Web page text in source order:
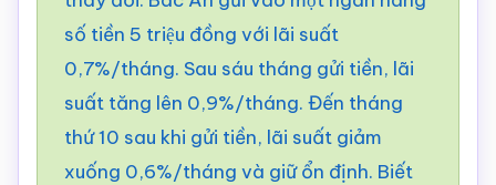
số tiền 5 triệu đồng với lãi suất
0,7%/tháng. Sau sáu tháng gửi tiền, lãi
suất tăng lên 0,9%/tháng. Đến tháng
thứ 10 sau khi gửi tiền, lãi suất giảm
xuống 0,6%/tháng và giữ ổn định. Biết